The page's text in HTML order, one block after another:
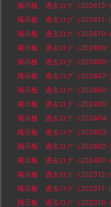
掲示板 過去ログ（202412-
掲示板 過去ログ（202411-
掲示板 過去ログ（202410-
掲示板 過去ログ（202409-
掲示板 過去ログ（202408-
掲示板 過去ログ（202407-
掲示板 過去ログ（202406-
掲示板 過去ログ（202405-
掲示板 過去ログ（202404-
掲示板 過去ログ（202403-
掲示板 過去ログ（202402-
掲示板 過去ログ（202401-
掲示板 過去ログ（202312-
掲示板 過去ログ（202311-
掲示板 過去ログ（202310-